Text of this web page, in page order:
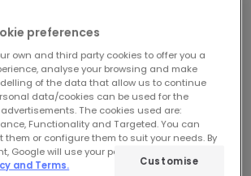
część wystroju wnętrza. Jego
właśnie na tej materialnej
szuka doskonałych powierzchni
wypolerowanych wykończeń, ale
MATERIAŁÓW
preferences
own and third party cookies to offer you a
analyse your browsing and make
of the data that allow us to continue
data/cookies can be used for the
The cookies used are:
Functionality and Targeted. You can
them or configure them to suit your needs. By
Google will use your personal data as
and Terms. Customise